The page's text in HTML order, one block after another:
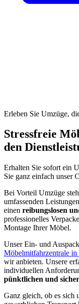
Erleben Sie Umzüge,
Stressfreie
den
Erhalten Sie sofort ein
Sie ganz einfach unser
Bei Vorteil Umzüge
umfassenden
einen reibungslosen
professionelles
Montage Ihrer Möbel.
Unser Ein- und
Möbelmitfahrzentrale in
wir anbieten. Unsere
individuellen
pünktlichen und
Ganz gleich, ob es sich